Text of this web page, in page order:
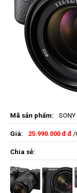
Mã sản phẩm:
Giá: 25.990.000 đ đ /
Chia sẻ: